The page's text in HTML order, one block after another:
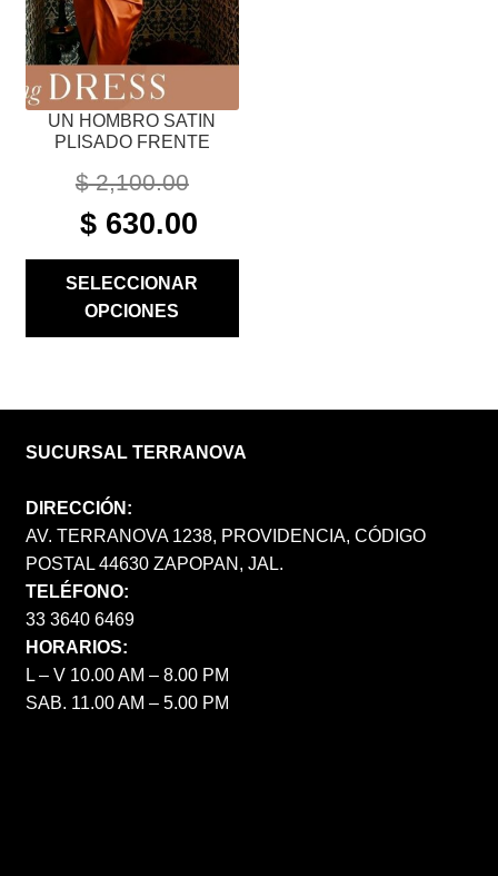
UN HOMBRO SATIN
PLISADO FRENTE
$2,100.00
ORIGINAL
PRICE
$ 630.00
SELECCIONAR
OPCIONES
ELEGIR
EN
LA
PÁGINA
DE
SUCURSAL TERRANOVA
DIRECCIÓN:
AV. TERRANOVA 1238, PROVIDENCIA, CÓDIGO
POSTAL 44630 ZAPOPAN, JAL.
TELÉFONO:
33 3640 6469
HORARIOS:
L – V 10.00 AM – 8.00 PM
SAB. 11.00 AM – 5.00 PM